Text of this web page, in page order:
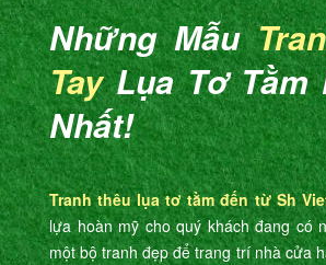
Những Mẫu
TayLụa Tơ Tằm
Nhất!
Tranh thêu lụa tơ tằm đến từ Sh
lựa hoàn mỹ cho quý khách đang có
một bộ tranh đẹp để trang trí nhà cửa